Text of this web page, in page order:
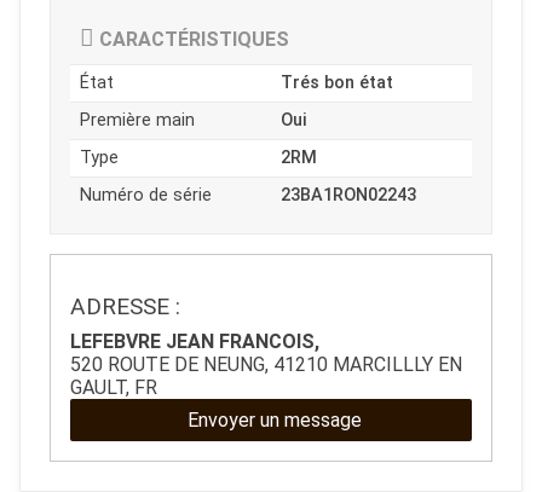
ESPACES VERTS
QUAD SSV UTV
CARACTÉRISTIQUES
État
Trés bon état
Première main
Oui
Type
2RM
Numéro de série
23BA1RON02243
Envoyer un message
ADRESSE :
LEFEBVRE JEAN FRANCOIS,
520 ROUTE DE NEUNG, 41210 MARCILLLY EN
GAULT, FR